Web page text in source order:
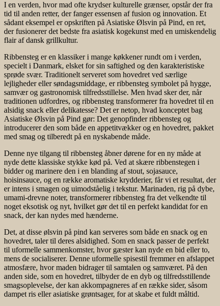
I en verden, hvor mad ofte krydser kulturelle grænser, opstår der fra
tid til anden retter, der fanger essensen af fusion og innovation. Et
sådant eksempel er opskriften på Asiatiske Ølsvin på Pind, en ret,
der fusionerer det bedste fra asiatisk kogekunst med en umiskendelig
flair af dansk grillkultur.
Ribbensteg er en klassiker i mange køkkener rundt om i verden,
specielt i Danmark, elsket for sin saftighed og den karakteristiske
sprøde svær. Traditionelt serveret som hovedret ved særlige
lejligheder eller søndagsmiddage, er ribbensteg symbolet på hygge,
samvær og gastronomisk tilfredsstillelse. Men hvad sker der, når
traditionen udfordres, og ribbensteg transformerer fra hovedret til en
alsidig snack eller delikatesse? Det er netop, hvad konceptet bag
Asiatiske Ølsvin på Pind gør: Det genopfinder ribbensteg og
introducerer den som både en appetitvækker og en hovedret, pakket
med smag og tilberedt på en nyskabende måde.
Denne nye tilgang til ribbensteg åbner dørene for en ny måde at
nyde dette klassiske stykke kød på. Ved at skære ribbenstegen i
bidder og marinere den i en blanding af stout, sojasauce,
hoisinsauce, og en række aromatiske krydderier, får vi et resultat, der
er intens i smagen og uimodståelig i tekstur. Marinaden, rig på dybe,
umami-drevne noter, transformerer ribbensteg fra det velkendte til
noget eksotisk og nyt, hvilket gør det til en perfekt kandidat for en
snack, der kan nydes med hænderne.
Det, at disse ølsvin på pind kan serveres som både en snack og en
hovedret, taler til deres alsidighed. Som en snack passer de perfekt
til uformelle sammenkomster, hvor gæster kan nyde en bid eller to,
mens de socialiserer. Denne uformelle spisestil fremmer en afslappet
atmosfære, hvor maden bidrager til samtalen og samværet. På den
anden side, som en hovedret, tilbyder de en dyb og tilfredsstillende
smagsoplevelse, der kan akkompagneres af en række sider, såsom
dampet ris eller asiatiske grøntsager, for at skabe et fuldt måltid.